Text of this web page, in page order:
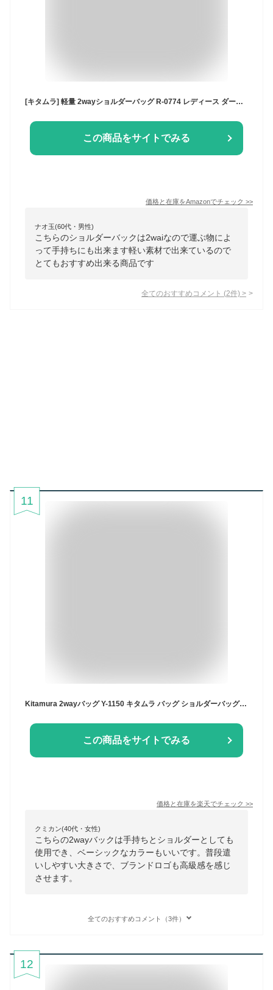
[キタムラ] 軽量 2wayショルダーバッグ R-0774 レディース ダークブルー [紺] 10101
この商品をサイトでみる
価格と在庫をAmazonでチェック >>
ナオ玉(60代・男性)
こちらのショルダーバックは2waiなので運ぶ物によ
って手持ちにも出来ます軽い素材で出来ているので
とてもおすすめ出来る商品です
全てのおすすめコメント (2件) >
11
Kitamura 2wayバッグ Y-1150 キタムラ バッグ ショルダーバッグ ネイビー ベージュ ブラック【送料無料】
この商品をサイトでみる
価格と在庫を楽天でチェック >>
クミカン(40代・女性)
こちらの2wayバックは手持ちとショルダーとしても
使用でき、ベーシックなカラーもいいです。普段遣
いしやすい大きさで、ブランドロゴも高級感を感じ
させます。
全てのおすすめコメント（3件）
12